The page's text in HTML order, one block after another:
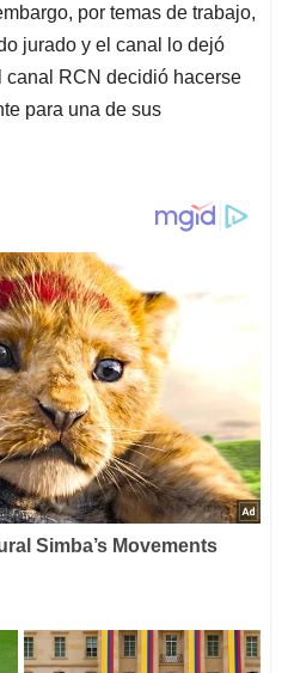
por temas de trabajo,
jurado y el canal lo dejó
canal RCN decidió hacerse
para una de sus